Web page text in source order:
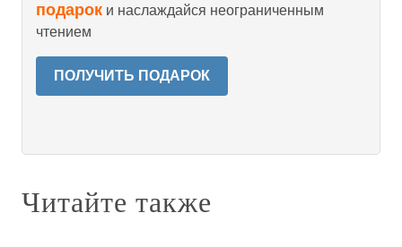
подарок и наслаждайся неограниченным
чтением
ПОЛУЧИТЬ ПОДАРОК
Читайте также